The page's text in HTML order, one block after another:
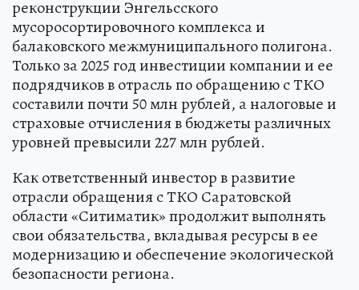
реконструкции Энгельсского
мусоросортировочного комплекса и
балаковского межмуниципального полигона.
Только за 2025 год инвестиции компании и ее
подрядчиков в отрасль по обращению с ТКО
составили почти 50 млн рублей, а налоговые и
страховые отчисления в бюджеты различных
уровней превысили 227 млн рублей.
Как ответственный инвестор в развитие
отрасли обращения с ТКО Саратовской
области «Ситиматик» продолжит выполнять
свои обязательства, вкладывая ресурсы в ее
модернизацию и обеспечение экологической
безопасности региона.